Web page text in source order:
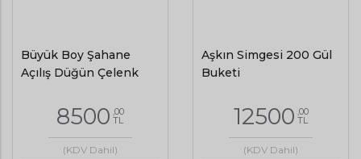
Büyük Boy Şahane
Açılış Düğün Çelenk
8500 ,00
TL
(KDV Dahil)
Aşkın Simgesi 200 Gül
Buketi
12500 ,00
TL
(KDV Dahil)